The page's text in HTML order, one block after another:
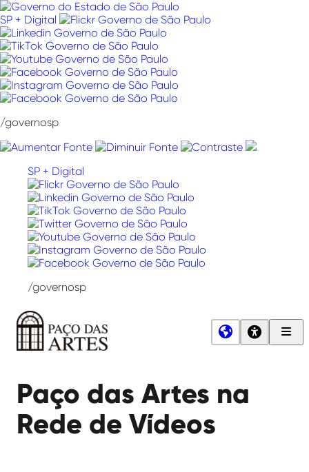
Pular
para
o
conteúdo
SP + Digital
/governosp
SP + Digital
/governosp
Artes
Paço das Artes na
Rede de Vídeos